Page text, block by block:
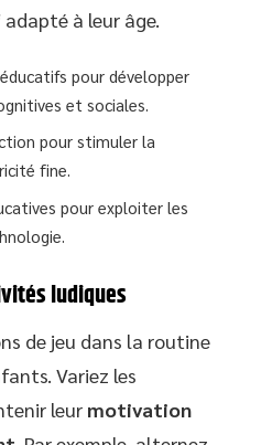
adapté à leur âge.
pour développer
et sociales.
pour stimuler la
fine.
pour exploiter les
ludiques
de jeu dans la routine
Variez les
leur motivation